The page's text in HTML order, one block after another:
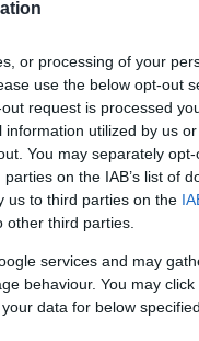
or processing of your
use the below opt-out
request is processed
utilized by us
You may separately
on the IAB’s list of
us to third parties on the
third parties.
services and may
behaviour. You may
data for below
cirkuszba.
milyen
igényes